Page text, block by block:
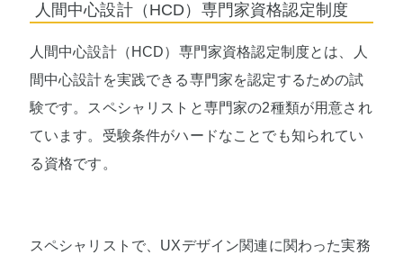
人間中心設計（HCD）専門家資格認定制度
人間中心設計（HCD）専門家資格認定制度とは、人
間中心設計を実践できる専門家を認定するための試
験です。スペシャリストと専門家の2種類が用意され
ています。受験条件がハードなことでも知られてい
る資格です。
スペシャリストで、UXデザイン関連に関わった実務